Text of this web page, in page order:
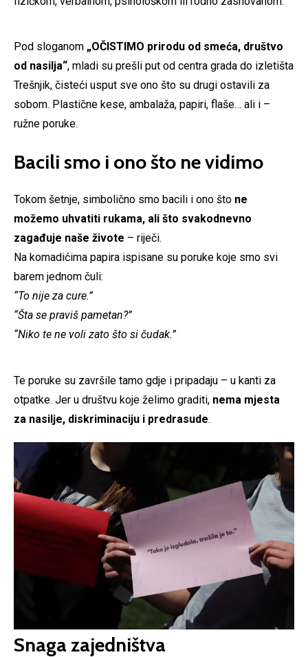
Pod sloganom „OČISTIMO prirodu od smeća, društvo
od nasilja“, mladi su prešli put od centra grada do izletišta
Trešnjik, čisteći usput sve ono što su drugi ostavili za
sobom. Plastične kese, ambalaža, papiri, flaše… ali i –
ružne poruke.
Bacili smo i ono što ne vidimo
Tokom šetnje, simbolično smo bacili i ono što ne
možemo uhvatiti rukama, ali što svakodnevno
zagađuje naše živote – riječi.
Na komadićima papira ispisane su poruke koje smo svi
barem jednom čuli:
“To nije za cure.”
“Šta se praviš pametan?”
“Niko te ne voli zato što si čudak.”
Te poruke su završile tamo gdje i pripadaju – u kanti za
otpatke. Jer u društvu koje želimo graditi, nema mjesta
za nasilje, diskriminaciju i predrasude.
Snaga zajedništva